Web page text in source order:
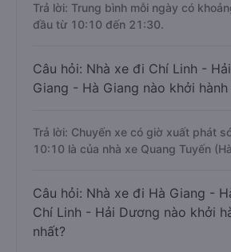
Trả lời: Trung bình mỗi ngày có
đầu từ 10:10 đến 21:30.
Câu hỏi: Nhà xe đi Chí Linh -
Giang - Hà Giang nào khởi hành
Trả lời: Chuyến xe có giờ xuất phát
10:10 là của nhà xe Quang Tuyến
Câu hỏi: Nhà xe đi Hà Giang -
Chí Linh - Hải Dương nào khởi
nhất?